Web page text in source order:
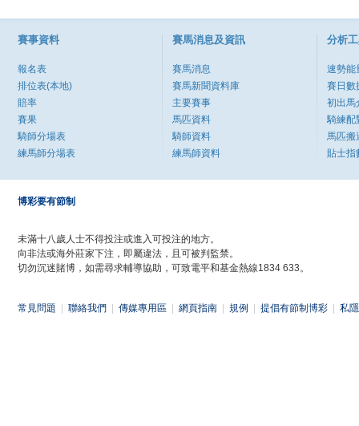
賽事資料
報名表
排位表(本地)
賠率
賽果
騎師分場表
練馬師分場表
賽馬消息及資訊
賽馬消息
賽馬新聞資料庫
主要賽事
馬匹資料
騎師資料
練馬師資料
分析
速勢能
賽日數
初出馬
騎練配
馬匹搬
貼士指
博彩要有節制
未滿十八歲人士不得投注或進入可投注的地方。
向非法或海外莊家下注，即屬違法，且可被判監禁。
切勿沉迷賭博，如需尋求輔導協助，可致電平和基金熱線1834 633。
常見問題 聯絡我們 傳媒專用區 網頁指南 規例 提倡有節制博彩 私